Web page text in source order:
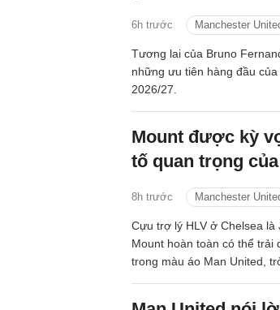
6h trước Manchester
Tương lai của Bruno
những ưu tiên hàng đầu
2026/27.
Mount được kỳ
tố quan trọng
8h trước Manchester
Cựu trợ lý HLV ở Chelsea
Mount hoàn toàn có thể trải
trong màu áo Man United,